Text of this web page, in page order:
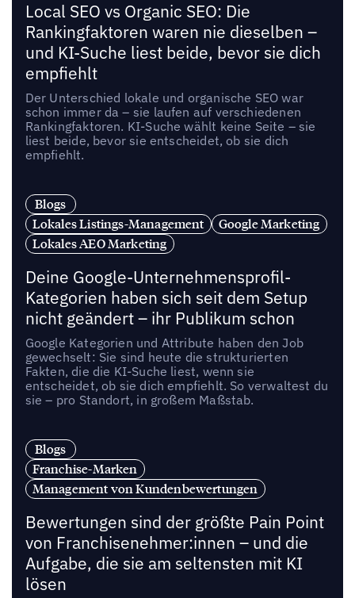
Local SEO vs Organic SEO: Die
Rankingfaktoren waren nie dieselben –
und KI-Suche liest beide, bevor sie dich
empfiehlt
Der Unterschied lokale und organische SEO war
schon immer da – sie laufen auf verschiedenen
Rankingfaktoren. KI-Suche wählt keine Seite – sie
liest beide, bevor sie entscheidet, ob sie dich
empfiehlt.
Blogs
Lokales Listings-Management
Google Marketing
Lokales AEO Marketing
Deine Google-Unternehmensprofil-
Kategorien haben sich seit dem Setup
nicht geändert – ihr Publikum schon
Google Kategorien und Attribute haben den Job
gewechselt: Sie sind heute die strukturierten
Fakten, die die KI-Suche liest, wenn sie
entscheidet, ob sie dich empfiehlt. So verwaltest du
sie – pro Standort, in großem Maßstab.
Blogs
Franchise-Marken
Management von Kundenbewertungen
Bewertungen sind der größte Pain Point
von Franchisenehmer:innen – und die
Aufgabe, die sie am seltensten mit KI
lösen